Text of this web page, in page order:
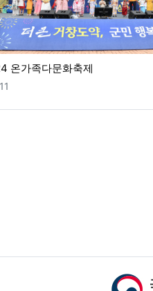
온가족다문화축제